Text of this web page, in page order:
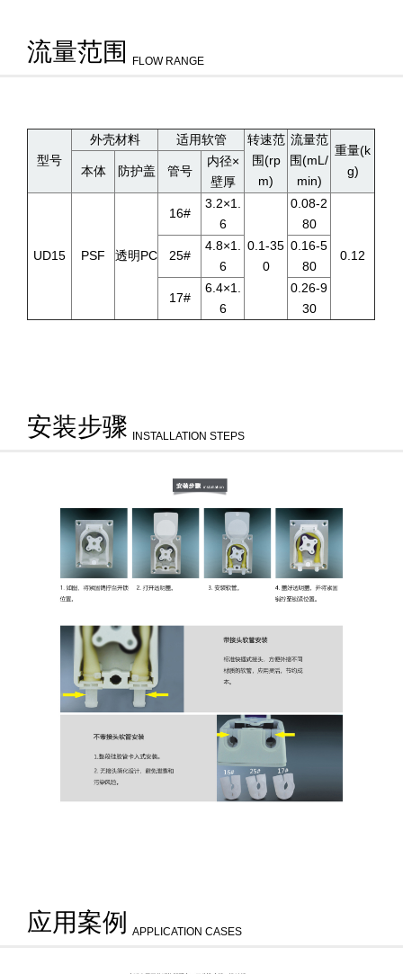
流量范围 FLOW RANGE
型号
外壳材料 适用软管
转速范
围(rp
m)
流量范
围(mL/
min)
重量(k
g)
本体 防护盖 管号
内径×
壁厚
UD15 PSF 透明PC
16#
3.2×1.
6
0.1-35
0
0.08-2
80
0.12
25#
4.8×1.
6
0.16-5
80
17#
6.4×1.
6
0.26-9
30
安装步骤 INSTALLATION STEPS
应用案例 APPLICATION CASES